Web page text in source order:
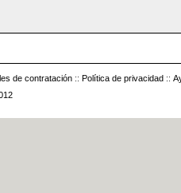
de contratación :: Política de privacidad ::